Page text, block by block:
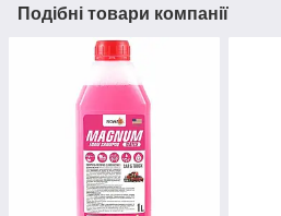
Подібні товари компанії